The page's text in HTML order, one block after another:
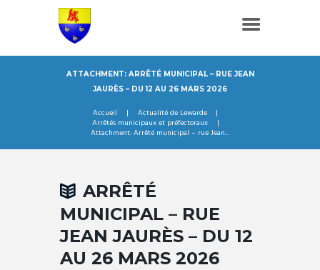
ATTACHMENT: ARRÊTÉ MUNICIPAL – RUE JEAN
JAURÈS – DU 12 AU 26 MARS 2026
Accueil
Actualité de Lewarde
Arrêtés municipaux et préfectoraux
Attachment: Arrêté municipal – rue Jean...
ARRÊTÉ
MUNICIPAL – RUE
JEAN JAURÈS – DU 12
AU 26 MARS 2026